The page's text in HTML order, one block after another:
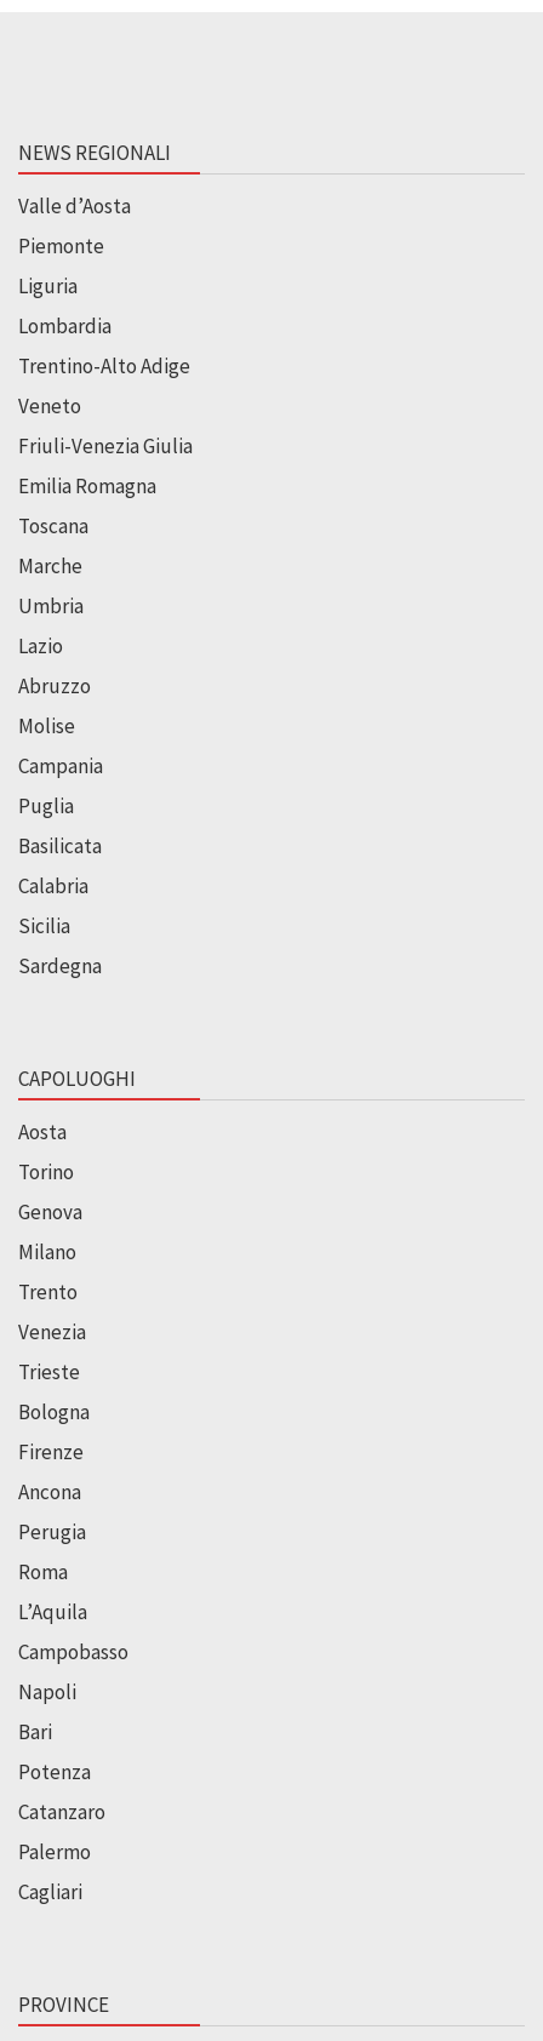
NEWS REGIONALI
Valle d’Aosta
Piemonte
Liguria
Lombardia
Trentino-Alto Adige
Veneto
Friuli-Venezia Giulia
Emilia Romagna
Toscana
Marche
Umbria
Lazio
Abruzzo
Molise
Campania
Puglia
Basilicata
Calabria
Sicilia
Sardegna
CAPOLUOGHI
Aosta
Torino
Genova
Milano
Trento
Venezia
Trieste
Bologna
Firenze
Ancona
Perugia
Roma
L’Aquila
Campobasso
Napoli
Bari
Potenza
Catanzaro
Palermo
Cagliari
PROVINCE